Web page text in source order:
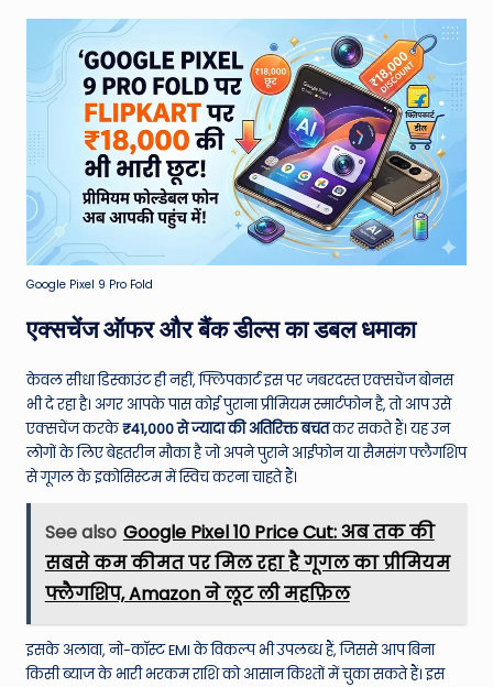
Google Pixel 9 Pro Fold
एक्सचेंज ऑफर और बैंक डील्स का डबल धमाका
केवल सीधा डिस्काउंट ही नहीं, फ्लिपकार्ट इस पर जबरदस्त एक्सचेंज बोनस
भी दे रहा है। अगर आपके पास कोई पुराना प्रीमियम स्मार्टफोन है, तो आप उसे
एक्सचेंज करके₹41,000 से ज्यादा की अतिरिक्त बचतकर सकते हैं। यह उन
लोगों के लिए बेहतरीन मौका है जो अपने पुराने आईफोन या सैमसंग फ्लैगशिप
से गूगल के इकोसिस्टम में स्विच करना चाहते हैं।
See also Google Pixel 10 Price Cut: अब तक की
सबसे कम कीमत पर मिल रहा है गूगल का प्रीमियम
फ्लैगशिप, Amazon ने लूट ली महफ़िल
इसके अलावा, नो-कॉस्ट EMI के विकल्प भी उपलब्ध हैं, जिससे आप बिना
किसी ब्याज के भारी भरकम राशि को आसान किश्तों में चुका सकते हैं।इस